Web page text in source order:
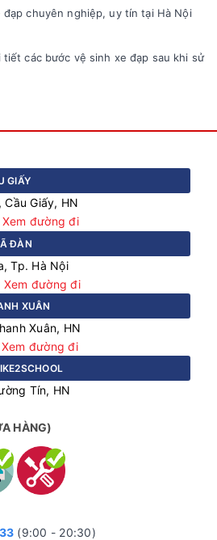
đạp chuyên nghiệp, uy tín tại Hà Nội
tiết các bước vệ sinh xe đạp sau khi sử
GIẤY
Giấy, HN
Xem đường đi
ĐÀN
Tp. Hà Nội
Xem đường đi
XUÂN
Xuân, HN
Xem đường đi
Tín, HN
HÀNG)
(9:00 - 20:30)